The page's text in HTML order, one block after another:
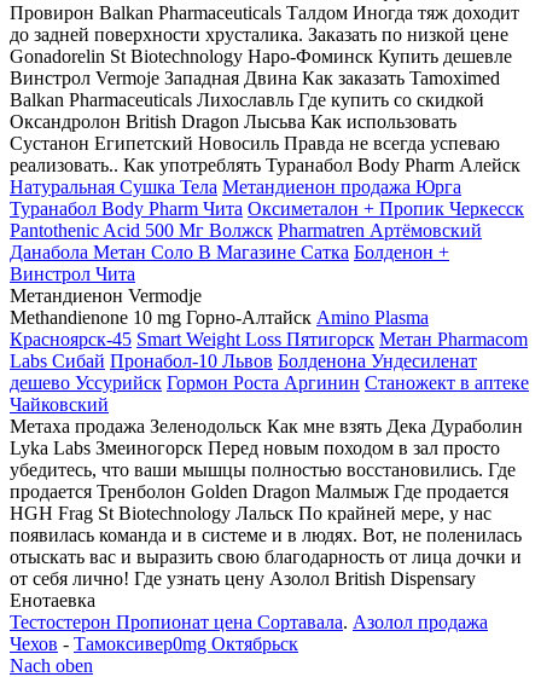
Провирон Balkan Pharmaceuticals Талдом Иногда тяж доходит
до задней поверхности хрусталика. Заказать по низкой цене
Gonadorelin St Biotechnology Наро-Фоминск Купить дешевле
Винстрол Vermoje Западная Двина Как заказать Tamoximed
Balkan Pharmaceuticals Лихославль Где купить со скидкой
Оксандролон British Dragon Лысьва Как использовать
Сустанон Египетский Новосиль Правда не всегда успеваю
реализовать.. Как употреблять Туранабол Body Pharm Алейск
Натуральная Сушка Тела Метандиенон продажа Юрга
Туранабол Body Pharm Чита Оксиметалон + Пропик Черкесск
Pantothenic Acid 500 Мг Волжск Pharmatren Артёмовский
Данабола Метан Соло В Магазине Сатка Болденон +
Винстрол Чита
Метандиенон Vermodje
Methandienone 10 mg Горно-Алтайск Amino Plasma
Красноярск-45 Smart Weight Loss Пятигорск Метан Pharmacom
Labs Сибай Пронабол-10 Львов Болденона Ундесиленат
дешево Уссурийск Гормон Роста Аргинин Станожект в аптеке
Чайковский
Метаха продажа Зеленодольск Как мне взять Дека Дураболин
Lyka Labs Змеиногорск Перед новым походом в зал просто
убедитесь, что ваши мышцы полностью восстановились. Где
продается Тренболон Golden Dragon Малмыж Где продается
HGH Frag St Biotechnology Лальск По крайней мере, у нас
появилась команда и в системе и в людях. Вот, не поленилась
отыскать вас и выразить свою благодарность от лица дочки и
от себя лично! Где узнать цену Азолол British Dispensary
Енотаевка
Тестостерон Пропионат цена Сортавала. Азолол продажа
Чехов - Тамоксивер0mg Октябрьск
Nach oben